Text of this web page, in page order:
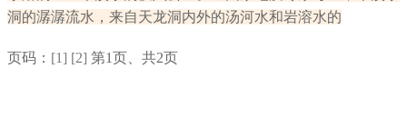
洞的潺潺流水，来自天龙洞内外的汤河水和岩溶水的
页码： [1] [2] 第1页、共2页